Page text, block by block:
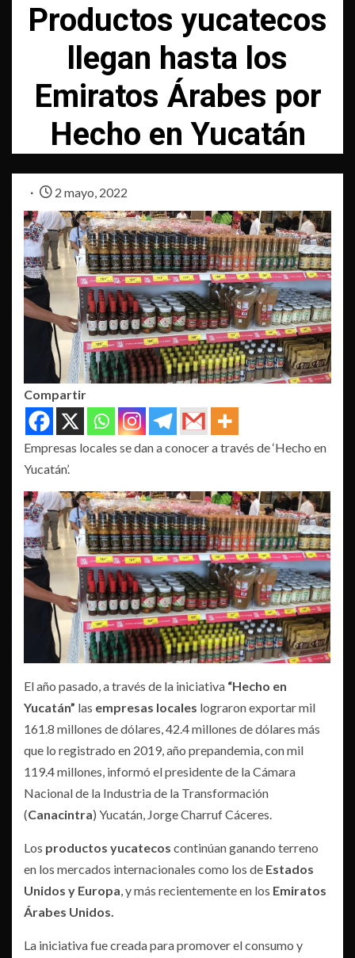
Productos yucatecos
llegan hasta los
Emiratos Árabes por
Hecho en Yucatán
2 mayo, 2022
Compartir
Empresas locales se dan a conocer a través de ‘Hecho en
Yucatán’.
El año pasado, a través de la iniciativa “Hecho en
Yucatán” las empresas locales lograron exportar mil
161.8 millones de dólares, 42.4 millones de dólares más
que lo registrado en 2019, año prepandemia, con mil
119.4 millones, informó el presidente de la Cámara
Nacional de la Industria de la Transformación
(Canacintra) Yucatán, Jorge Charruf Cáceres.
Los productos yucatecos continúan ganando terreno
en los mercados internacionales como los de Estados
Unidos y Europa, y más recientemente en los Emiratos
Árabes Unidos.
La iniciativa fue creada para promover el consumo y